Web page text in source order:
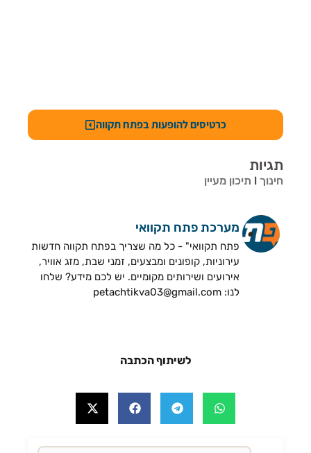
כרטיסים להופעות בפתח תקווה
תגיות
חינוך תיכון מעיין
מערכת פתח תקוואי
פתח תקוואי" - כל מה שצריך בפתח תקווה חדשות
עירוניות, קופונים ומבצעים, זמני שבת, מזג אוויר,
אירועים ושירותים מקומיים. יש לכם מידע? שלחו
לנו: petachtikva03@gmail.com
לשיתוף הכתבה